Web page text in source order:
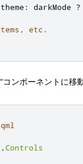
theme : darkMode ?
etc.
ンポーネントに移
.Controls